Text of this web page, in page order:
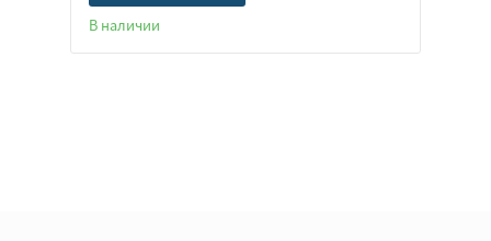
В наличии